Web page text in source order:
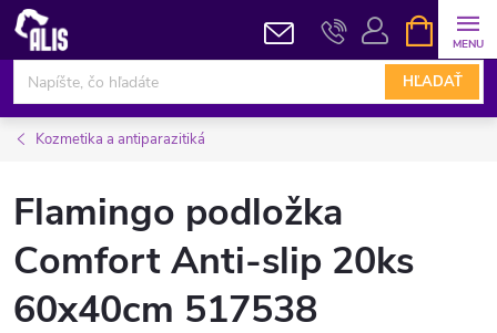
Prejsť
obsah
HĽADAŤ
KOŠÍK
Kozmetika a antiparazitiká
Flamingo podložka
Comfort Anti-slip 20ks
60x40cm 517538